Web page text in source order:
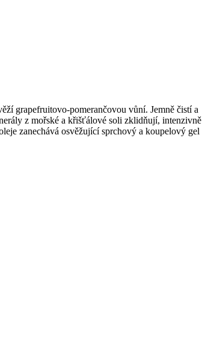
grapefruitovo-pomerančovou vůní. Jemně čistí a
z mořské a křišťálové soli zklidňují, intenzivně
zanechává osvěžující sprchový a koupelový gel